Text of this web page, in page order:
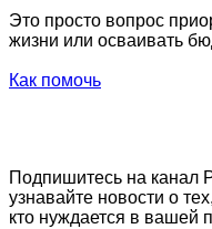
Это просто вопрос
жизни или осваивать
Как помочь
Подпишитесь на канал
узнавайте новости о
кто нуждается в вашей